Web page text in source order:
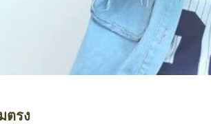
ตรง